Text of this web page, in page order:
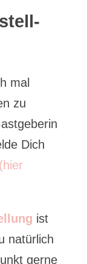
mal
zu
Dich
ist
natürlich
gerne